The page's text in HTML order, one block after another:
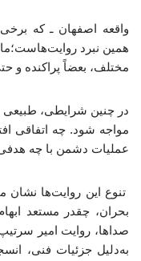
واقعه اصفهان ـ که
همین نبرد
مختلف، بعضاً پراکنده و
در چنین شرایطی،
مواجه شود. چه اتفاقی
عملیات دشمن با چه
تنوع این روایت‌ها
بحران، چقدر مستعد
صداها، روایت امیر
به‌دلیل جزئیات فنی،